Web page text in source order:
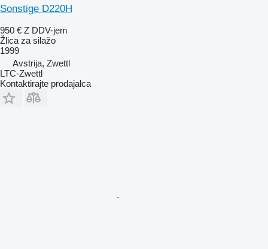
Sonstige D220H
950 € Z DDV-jem
Žlica za silažo
1999
Avstrija, Zwettl
LTC-Zwettl
Kontaktirajte prodajalca